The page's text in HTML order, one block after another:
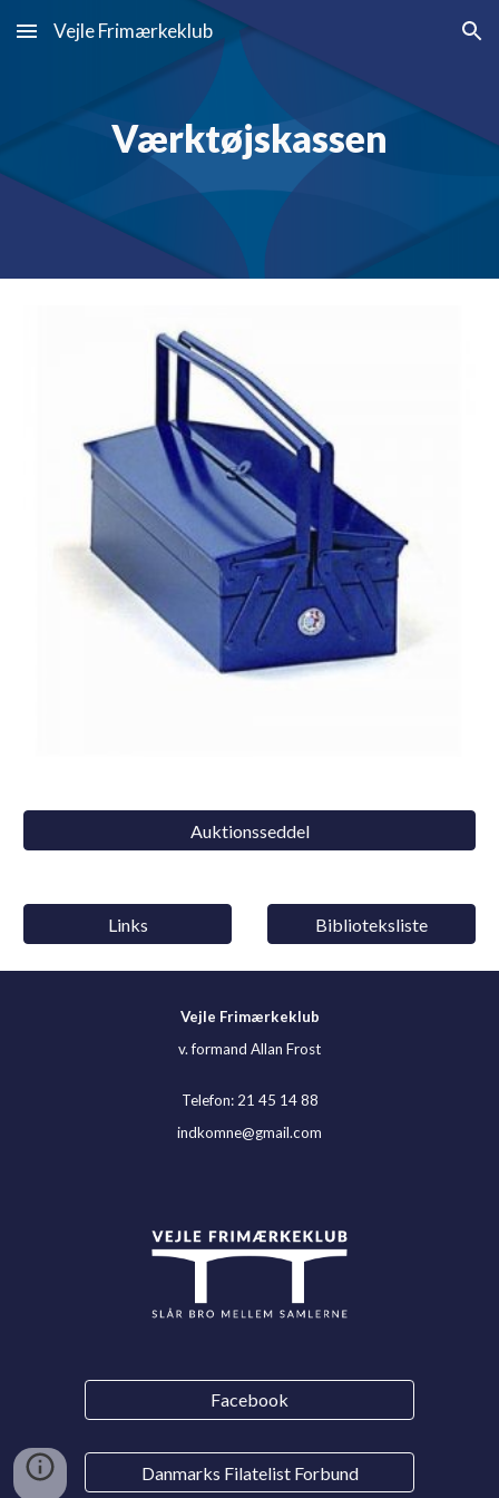
Skip to main content Skip to navigation
Vejle Frimærkeklub
Værktøjskassen
Auktionsseddel
Links Biblioteksliste
Vejle Frimærkeklub
v. formand Allan Frost
Telefon: 21 45 14 88
indkomne@gmail.com
Facebook
Danmarks Filatelist Forbund